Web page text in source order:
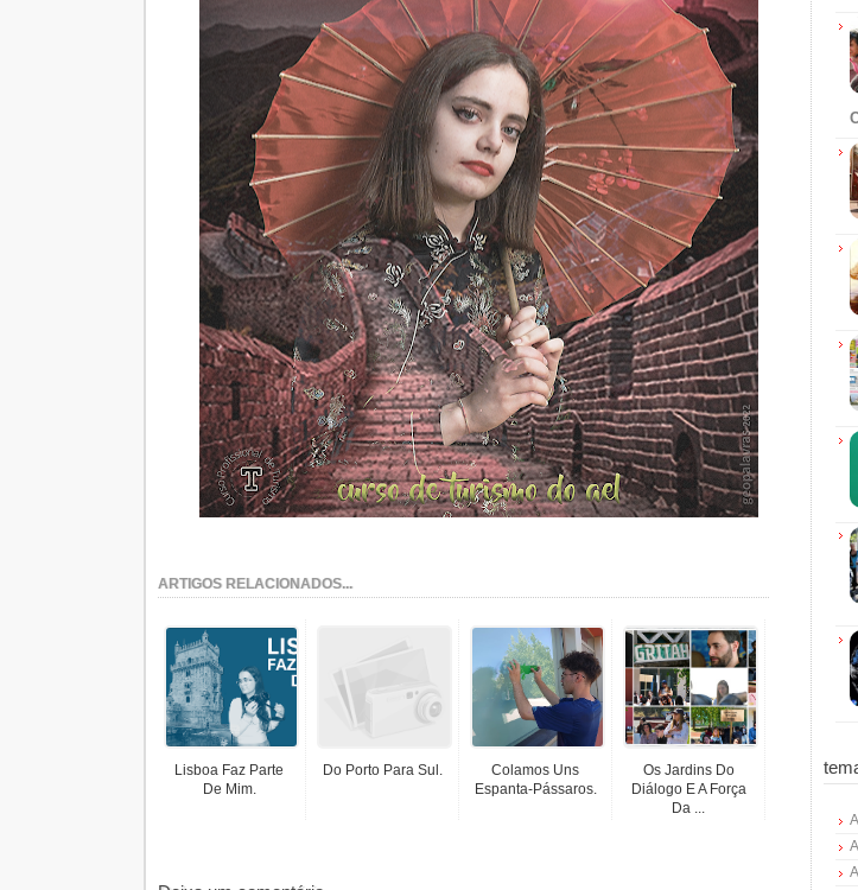
ARTIGOS RELACIONADOS...
Lisboa Faz Parte
De Mim.
Do Porto Para Sul.
Colamos Uns
Espanta-Pássaros.
Os Jardins Do
Diálogo E A Força
Da ...